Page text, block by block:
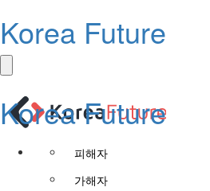
Korea Future
Korea Future
피해자
가해자